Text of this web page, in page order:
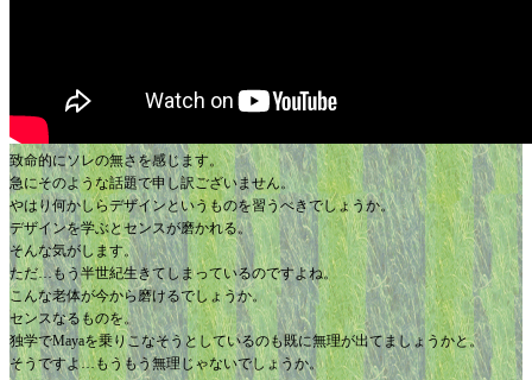
致命的にソレの無さを感じます。
急にそのような話題で申し訳ございません。
やはり何かしらデザインというものを習うべきでしょうか。
デザインを学ぶとセンスが磨かれる。
そんな気がします。
ただ…もう半世紀生きてしまっているのですよね。
こんな老体が今から磨けるでしょうか。
センスなるものを。
独学でMayaを乗りこなそうとしているのも既に無理が出てましょうかと。
そうですよ…もうもう無理じゃないでしょうか。